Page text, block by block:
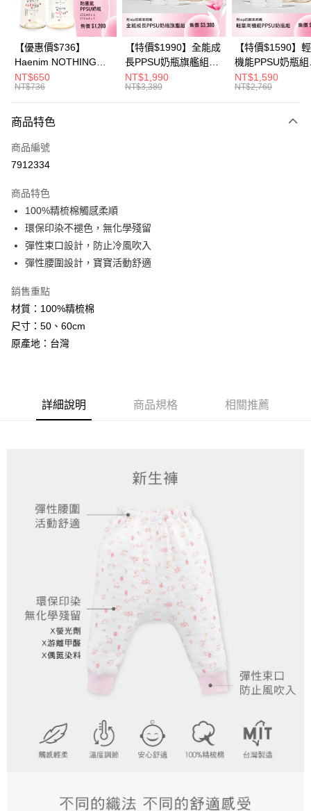
上海商業儲蓄銀行
台北富邦商業銀行
國泰世華商業銀行
兆豐國際商業銀行
臺灣中小企業銀行
台中商業銀行
匯豐（台灣）商業銀行
華泰商業銀行
遠東國際商業銀行
元大商業銀行
台灣樂天信用卡公司
合作金庫商業銀行
第一商業銀行
華南商業銀行
彰化商業銀行
上海商業儲蓄銀行
台北富邦商業銀行
國泰世華商業銀行
兆豐國際商業銀行
臺灣中小企業銀行
台中商業銀行
匯豐（台灣）商業銀行
華泰商業銀行
聯邦商業銀行
玉山商業銀行
台灣樂天信用卡公司
超商取貨付款
LINE Pay
Apple Pay
悠遊付
相關說明
【大哥付你分期使用說明】
2.付款方式選擇「大哥付你分期」，訂單成立後會自動跳轉到大哥付的交易
流程，驗證手機門號後，選擇欲分期的期數、繳款截止日，確認付款後即完
3.實際核准額度、可分期數及費用金額請依後續交易確認頁面所載為準。
4.訂單成立30分鐘內，如未前往確認交易或遇審核未通過，訂單將自動取
法說明評估內容。
1.分期款項不併入電信帳單，「大哥付你分期」於每月結算日後寄送繳費提
醒簡訊。
帳／街口支付／iPASS MONEY」等通路繳費。
2.基於同意付款使用「大哥付你分期」之契約關係目的，商店將以您的個人
資料（包含姓名、電話或地址）提供予台灣大哥大進項蒐集、處理及利用，
相關說明
【關於「AFTEE先享後付」】
AFTEE先享後付是「在收到商品之後才付款」的支付方式。 讓您購物簡單
便利好安心！
１．簡單：不需註冊會員、不需綁卡、不需儲值。
２．便利：只要手機號碼，簡訊認證，即可結帳。
【「AFTEE先享後付」結帳流程】
１．於結帳方式選擇「AFTEE先享後付」後，將跳轉至「AFTEE先享後付」
結帳頁面，進行簡訊認證並確認金額後，即可完成結帳。
３．收到繳費通知簡訊後14天內，點擊此簡訊中的連結，可透過四大超商／
後付繳納相關費用。
※ 交易是否成功請以「AFTEE先享後付 」之結帳頁面顯示為準，若有關於
是否繳費成功／繳費後需取消欲退款等相關疑問，請聯繫「AFTEE先享後付
１．透過由恩沛科技股份有限公司提供之「AFTEE先享後付」服務完成之交
易，需依本服務之必要範圍內提供個人資料，並將交易相關給付款項請求債
２．關於個人資料處理事宜，請瀏覽以下網址：
https://aftee.tw/terms/#terms3
３．未成年的使用者請事先徵得法定代理人或監護人之同意方可使用
「AFTEE先享後付」，若未經同意申辦者引起之損失，本公司不負相關責
４．使用「AFTEE先享後付」時，將依據個別帳號之用戶狀況，依本公司即
時審查核予不同之上限額度；若仍有額度不足之情形，本公司將視審查結果
請求用戶進行身份認證。
５．嚴禁一人註冊多個帳號或使用他人資訊註冊。若發現惡意使用之情形，
恩沛科技股份有限公司將有權停止該用戶之使用額度並採取法律行動。
ATM付款
每筆NT$60，滿NT$1,000(含以上)免運費
付款後全家取貨
每筆NT$60，滿NT$1,000(含以上)免運費
付款後7-11取貨
每筆NT$100，滿NT$1,000(含以上)免運費
【優惠價$736】
Haenim NOTHING™
多合一PPSU防脹氣奶
瓶 2入組
NT$650
NT$736
【特價$1990】全能成
長PPSU奶瓶旗艦組
(PPSU奶瓶
250ml*4+玻璃奶瓶
NT$1,990
NT$3,380
【特價$1590】
機能PPSU奶瓶組
(PPSU奶瓶
250ml*4+玻璃奶
NT$1,590
NT$2,760
商品特色
商品編號
7912334
商品特色
100%精梳棉觸感柔順
環保印染不褪色，無化學殘留
彈性束口設計，防止冷風吹入
彈性腰圍設計，寶寶活動舒適
銷售重點
材質：100%精梳棉
尺寸：50、60cm
原產地：台灣
詳細說明 商品規格 相關推薦